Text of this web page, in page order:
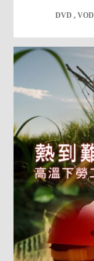
DVD , VOD